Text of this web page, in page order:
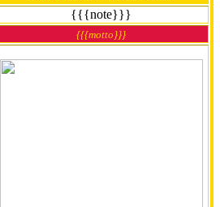
{{{note}}}
{{{motto}}}